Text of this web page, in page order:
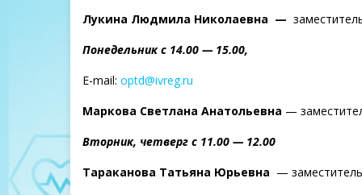
Лукина Людмила Николаевна —
Понедельник с 14.00 — 15.00,
E-mail: optd@ivreg.ru
Маркова Светлана Анатольевна —
Вторник, четверг с 11.00 — 12.00
Тараканова Татьяна Юрьевна —